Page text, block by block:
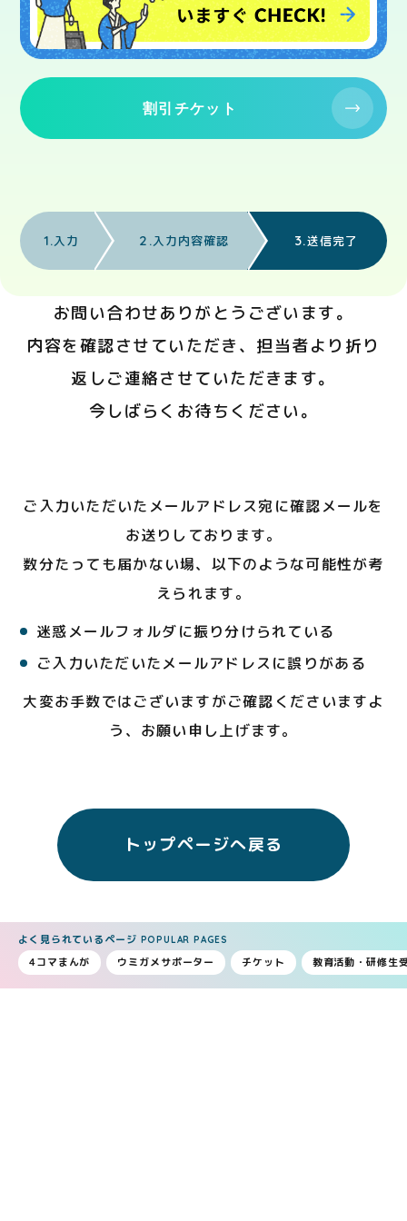
よく見られているページ POPULAR PAGES
4コマまんが ウミガメサポーター チケット 教育活動・研修生
割引チケット
1.入力 2.入力内容確認 3.送信完了
お問い合わせありがとうございます。
内容を確認させていただき、担当者より折り
返しご連絡させていただきます。
今しばらくお待ちください。
ご入力いただいたメールアドレス宛に確認メールを
お送りしております。
数分たっても届かない場、以下のような可能性が考
えられます。
迷惑メールフォルダに振り分けられている
ご入力いただいたメールアドレスに誤りがある
大変お手数ではございますがご確認くださいますよ
う、お願い申し上げます。
トップページへ戻る